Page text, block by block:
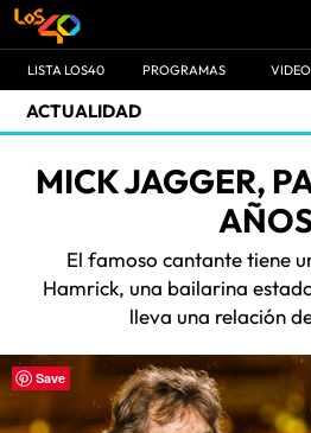
LISTA LOS40 PROGRAMAS
ACTUALIDAD
MICK JAGGER,
El famoso cantante tiene
Hamrick, una bailarina
lleva una relación
Save